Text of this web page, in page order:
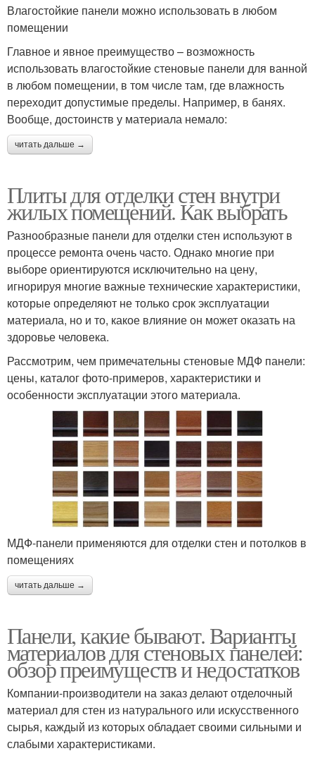
Влагостойкие панели можно использовать в любом
помещении
Главное и явное преимущество – возможность
использовать влагостойкие стеновые панели для ванной
в любом помещении, в том числе там, где влажность
переходит допустимые пределы. Например, в банях.
Вообще, достоинств у материала немало:
читать дальше →
Плиты для отделки стен внутри
жилых помещений. Как выбрать
Разнообразные панели для отделки стен используют в
процессе ремонта очень часто. Однако многие при
выборе ориентируются исключительно на цену,
игнорируя многие важные технические характеристики,
которые определяют не только срок эксплуатации
материала, но и то, какое влияние он может оказать на
здоровье человека.
Рассмотрим, чем примечательны стеновые МДФ панели:
цены, каталог фото-примеров, характеристики и
особенности эксплуатации этого материала.
МДФ-панели применяются для отделки стен и потолков в
помещениях
читать дальше →
Панели, какие бывают. Варианты
материалов для стеновых панелей:
обзор преимуществ и недостатков
Компании-производители на заказ делают отделочный
материал для стен из натурального или искусственного
сырья, каждый из которых обладает своими сильными и
слабыми характеристиками.